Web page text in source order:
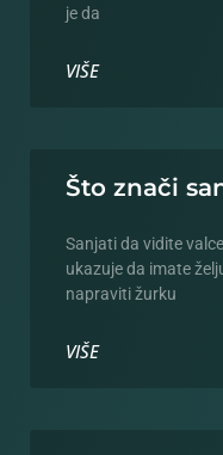
je da
VIŠE
Što znači
Sanjati da vidite
ukazuje da imate
napraviti žurku
VIŠE